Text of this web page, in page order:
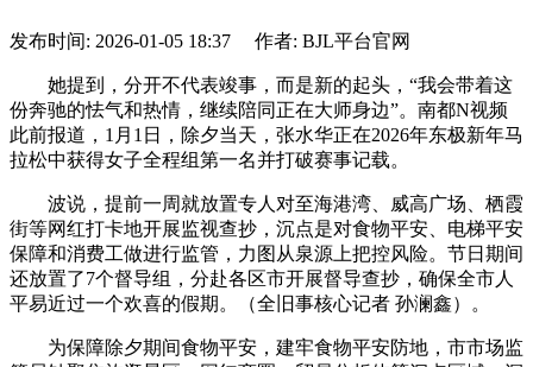
发布时间: 2026-01-05 18:37 作者: BJL平台官网
她提到，分开不代表竣事，而是新的起头，“我会带着这
份奔驰的怯气和热情，继续陪同正在大师身边”。南都N视频
此前报道，1月1日，除夕当天，张水华正在2026年东极新年马
拉松中获得女子全程组第一名并打破赛事记载。
波说，提前一周就放置专人对至海港湾、威高广场、栖霞
街等网红打卡地开展监视查抄，沉点是对食物平安、电梯平安
保障和消费工做进行监管，力图从泉源上把控风险。节日期间
还放置了7个督导组，分赴各区市开展督导查抄，确保全市人
平易近过一个欢喜的假期。（全旧事核心记者 孙澜鑫）。
为保障除夕期间食物平安，建牢食物平安防地，市市场监